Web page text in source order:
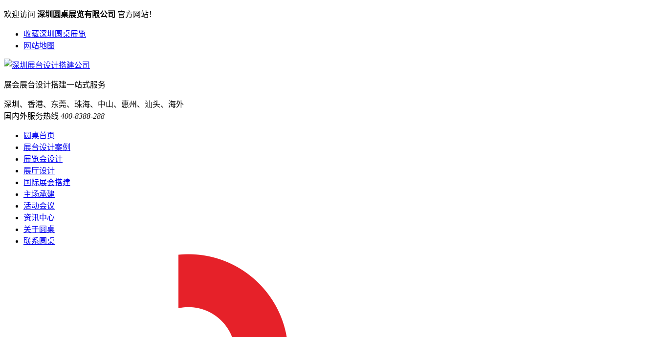
欢迎访问 深圳圆桌展览有限公司 官方网站！
收藏深圳圆桌展览
网站地图
展会展台设计搭建一站式服务
深圳、香港、东莞、珠海、中山、惠州、汕头、海外
国内外服务热线 400-8388-288
圆桌首页
展台设计案例
展览会设计
展厅设计
国际展会搭建
主场承建
活动会议
资讯中心
关于圆桌
联系圆桌